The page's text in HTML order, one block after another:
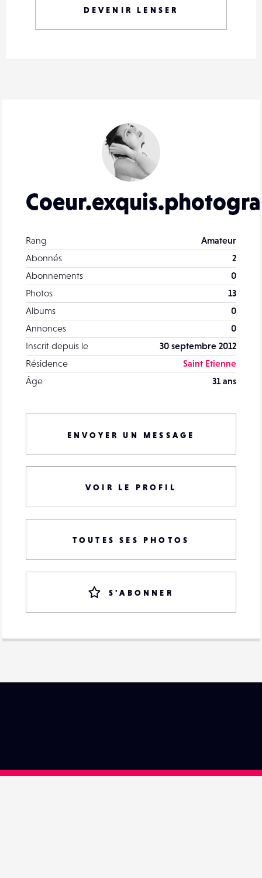
Rang
Amateur
Abonnés
2
Abonnements
0
Photos
13
Albums
0
Annonces
0
Inscrit depuis le
30 septembre 2012
Résidence
Saint Etienne
Âge
31 ans
ENVOYER UN MESSAGE
VOIR LE PROFIL
TOUTES SES PHOTOS
S'ABONNER
DEVENIR LENSER